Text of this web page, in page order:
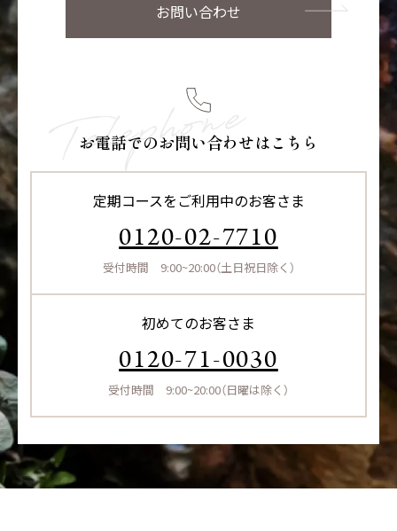
お問い合わせ
お電話でのお問い合わせはこちら
定期コースをご利用中のお客さま
0120-02-7710
受付時間 9:00~20:00（土日祝日除く）
初めてのお客さま
0120-71-0030
受付時間 9:00~20:00（日曜は除く）